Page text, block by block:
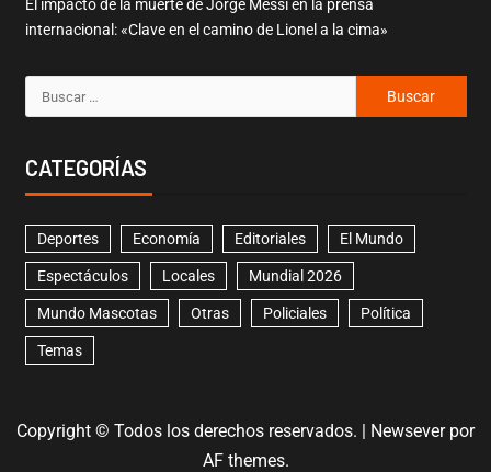
El impacto de la muerte de Jorge Messi en la prensa
internacional: «Clave en el camino de Lionel a la cima»
CATEGORÍAS
Deportes Economía Editoriales El Mundo
Espectáculos Locales Mundial 2026
Mundo Mascotas Otras Policiales Política
Temas
Copyright © Todos los derechos reservados. | Newseverpor
AF themes.